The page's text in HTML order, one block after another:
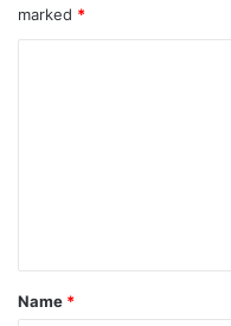
marked *
Name *